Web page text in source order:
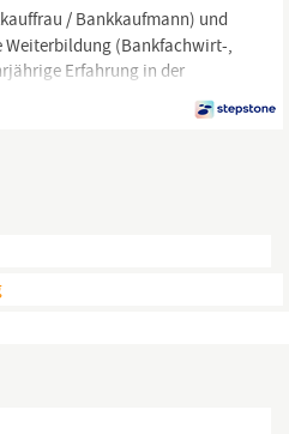
/ Bankkaufmann) und
Weiterbildung (Bankfachwirt-,
Erfahrung in der
Beratungsansatz (z. B. als
(m/w/d),